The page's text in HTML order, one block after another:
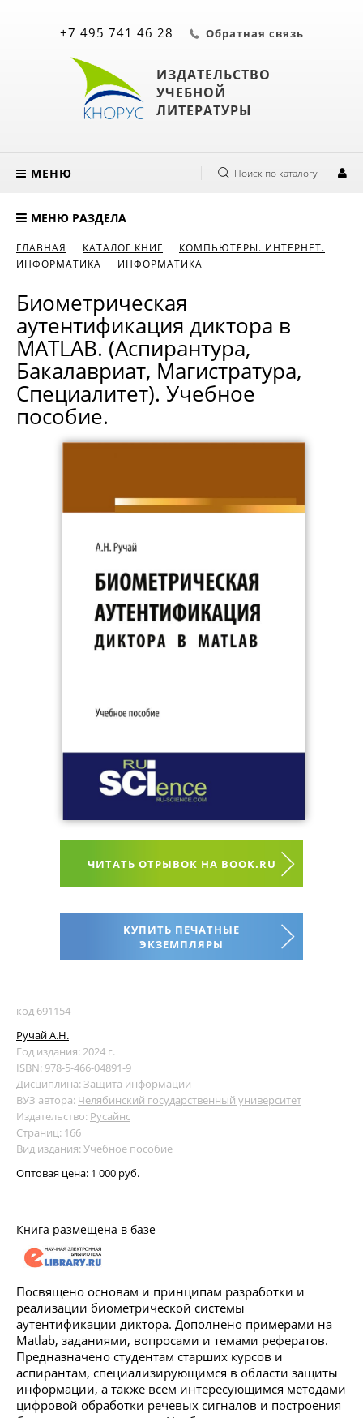
ИЗДАТЕЛЬСТВО
УЧЕБНОЙ
ЛИТЕРАТУРЫ
+7 495 741 46 28 Обратная связь
МЕНЮ Поиск по каталогу
МЕНЮ РАЗДЕЛА
ГЛАВНАЯ КАТАЛОГ КНИГ
КОМПЬЮТЕРЫ. ИНТЕРНЕТ.
ИНФОРМАТИКА
ИНФОРМАТИКА
Биометрическая
аутентификация диктора в
MATLAB. (Аспирантура,
Бакалавриат, Магистратура,
Специалитет). Учебное
пособие.
ЧИТАТЬ ОТРЫВОК НА BOOK.RU
КУПИТЬ ПЕЧАТНЫЕ
ЭКЗЕМПЛЯРЫ
код 691154
Ручай А.Н.
Год издания: 2024 г.
ISBN: 978-5-466-04891-9
Дисциплина: Защита информации
ВУЗ автора: Челябинский государственный университет
Издательство: Русайнс
Страниц: 166
Вид издания: Учебное пособие
Оптовая цена: 1 000 руб.
Книга размещена в базе
Посвящено основам и принципам разработки и
реализации биометрической системы
аутентификации диктора. Дополнено примерами на
Matlab, заданиями, вопросами и темами рефератов.
Предназначено студентам старших курсов и
аспирантам, специализирующимся в области защиты
информации, а также всем интересующимся методами
цифровой обработки речевых сигналов и построения